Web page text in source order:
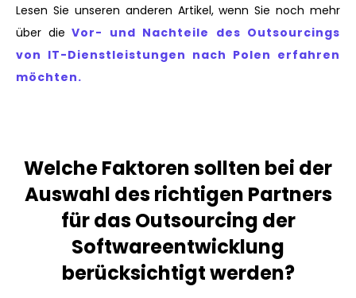
Lesen Sie unseren anderen Artikel, wenn Sie noch mehr
über die Vor- und Nachteile des Outsourcings
von IT-Dienstleistungen nach Polen erfahren
möchten.
Welche Faktoren sollten bei der
Auswahl des richtigen Partners
für das Outsourcing der
Softwareentwicklung
berücksichtigt werden?